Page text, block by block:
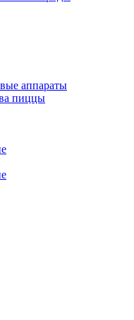
аппараты
пиццы